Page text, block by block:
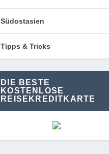
Südostasien
Tipps & Tricks
DIE BESTE
KOSTENLOSE
REISEKREDITKARTE